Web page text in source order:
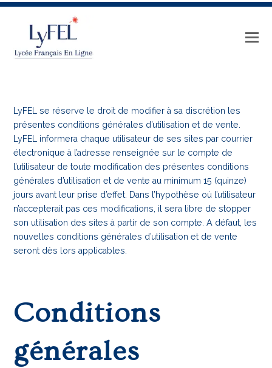
LyFEL se réserve le droit de modifier à sa discrétion les
présentes conditions générales d’utilisation et de vente.
LyFEL informera chaque utilisateur de ses sites par courrier
électronique à l’adresse renseignée sur le compte de
l’utilisateur de toute modification des présentes conditions
générales d’utilisation et de vente au minimum 15 (quinze)
jours avant leur prise d’effet. Dans l’hypothèse où l’utilisateur
n’accepterait pas ces modifications, il sera libre de stopper
son utilisation des sites à partir de son compte. A défaut, les
nouvelles conditions générales d’utilisation et de vente
seront dès lors applicables.
Conditions
générales